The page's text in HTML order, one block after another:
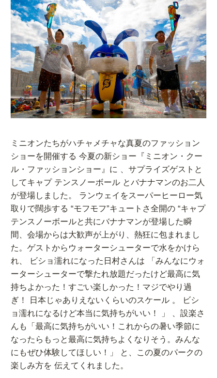
ミニオンたちがハチャメチャな真夏のフ ァッション
ショーを開催する 今夏の新ショー『ミニオン・クー
ル・ファッションショー』に 、サプライズゲストと
してキャプ テンスノーボール とバナナマンのお二人
が登場しました。 ランウェイをスーパーヒーロー気
取りで闊歩する “モフモフ”キュートさ全開の “キャプ
テンスノーボールと共にバナナマンが登場した瞬
間、会場からは大歓声が上がり、熱狂に包まれまし
た。ゲストからウォーターシューターで水をかけら
れ、 ビショ濡れになった日村さんは 「みんなにウォ
ーターシューターで撃たれ放題だったけど最高に気
持ちよかった！すごい楽しかった！マジでやり過
ぎ！ 日本じゃありえないくらいのスケール 。 ビシ
ョ濡れになるけど本当に気持ちがいい！ 」 、設楽さ
んも「最高に気持ちがいい！これからの暑い季節に
なったらもっと最高に気持ちよくなりそう。みんな
にもぜひ体験してほしい！」 と、この夏のパークの
楽しみ方を 伝えてくれました。